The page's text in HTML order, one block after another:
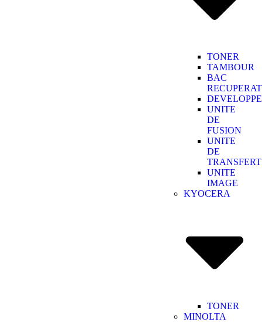
TONER
TAMBOUR
BAC
UNITE
DE
FUSION
UNITE
DE
TRANSFERT
UNITE
IMAGE
KYOCERA
TONER
MINOLTA